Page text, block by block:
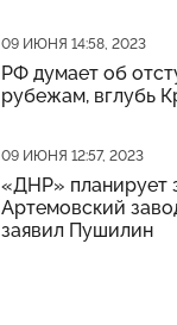
Дата публикации
09 ИЮНЯ 14:58, 2023
РФ думает об
рубежам, вглубь
Дата публикации
09 ИЮНЯ 12:57, 2023
«ДНР» планирует
Артемовский
заявил Пушилин